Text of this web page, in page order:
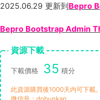
2025.06.29 更新到Bepro
Bepro Bootstrap Admin
資源下載
下載價格 35 積分
此資源購買後1000天内可下載